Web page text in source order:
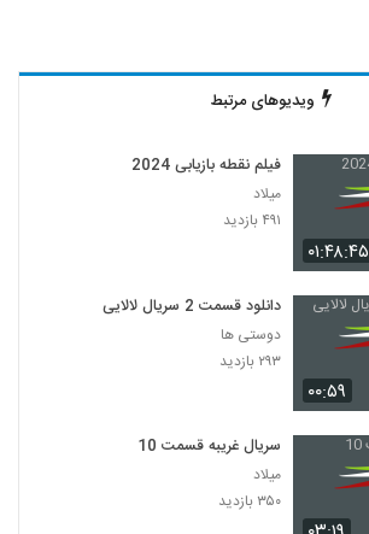
ویدیوهای مرتبط
۰۱:۴۸:۴۵
فیلم نقطه بازیابی 2024
میلاد
۴۹۱ بازدید
۰۰:۵۹
دانلود قسمت 2 سریال لالایی
دوستی ها
۲۹۳ بازدید
سریال غریبه قسمت 10
میلاد
۳۵۰ بازدید